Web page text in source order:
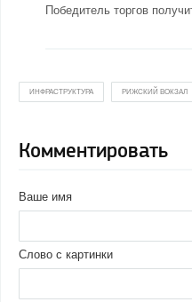
Победитель торгов
ИНФРАСТРУКТУРА РИЖСКИЙ ВОКЗАЛ
Комментировать
Ваше имя
Слово с картинки